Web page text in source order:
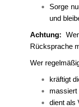
Sorge
und
Achtung:
Rücksprache
Wer
kräftigt
massiert
dient als